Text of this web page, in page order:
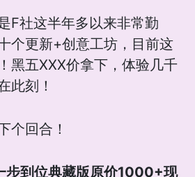
F社这半年多以来非常勤
个更新+创意工坊，目前这
黑五XXX价拿下，体验几千
此刻！
个回合！
步到位典藏版原价1000+现